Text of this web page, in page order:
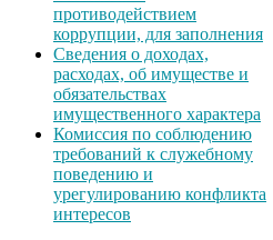
противодействием
коррупции, для заполнения
Сведения о доходах,
расходах, об имуществе и
обязательствах
имущественного характера
Комиссия по соблюдению
требований к служебному
поведению и
урегулированию конфликта
интересов